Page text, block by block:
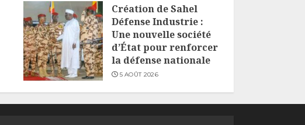
Création de Sahel
Défense Industrie :
Une nouvelle société
d’État pour renforcer
la défense nationale
5 AOÛT 2026